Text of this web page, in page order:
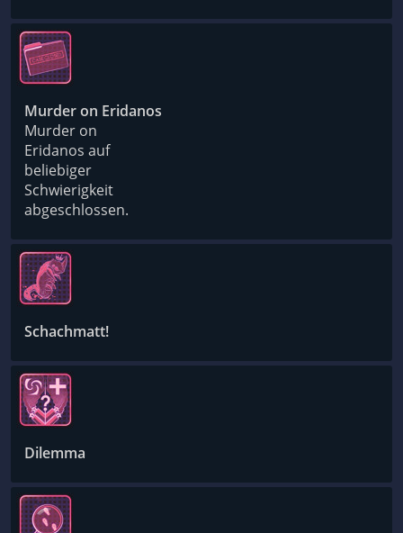
Murder on Eridanos
Murder on
Eridanos auf
beliebiger
Schwierigkeit
abgeschlossen.
Schachmatt!
Dilemma